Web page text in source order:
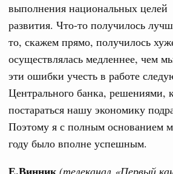
выполнения национальных целей
развития. Что-то получилось
то, скажем прямо, получилось
осуществлялась медленнее, чем
эти ошибки учесть в работе
Центрального банка, решениями,
постараться нашу экономику
Поэтому я с полным основанием
году было вполне успешным.
(телеканал «Первый
На двух скоростных
зоны дорожного
Показать еще